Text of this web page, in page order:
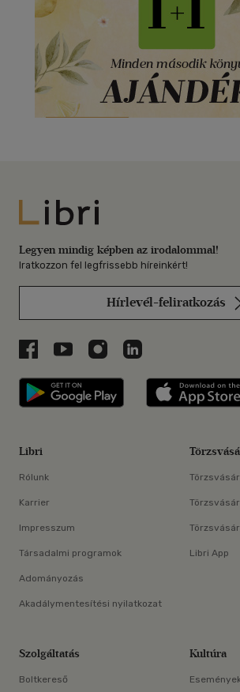
Libri
Legyen mindig képben az irodalommal!
Iratkozzon fel legfrissebb híreinkért!
Hírlevél-feliratkozás
Libri a Facebookon
Libri a Youtube-on
Libri az Instagramon
Libri a LinkedInen
Libri applikáció
Libri
Rólunk
Karrier
Impresszum
Társadalmi programok
Adományozás
Akadálymentesítési nyilatkozat
Libri App
Szolgáltatás
Boltkereső
Kultúra